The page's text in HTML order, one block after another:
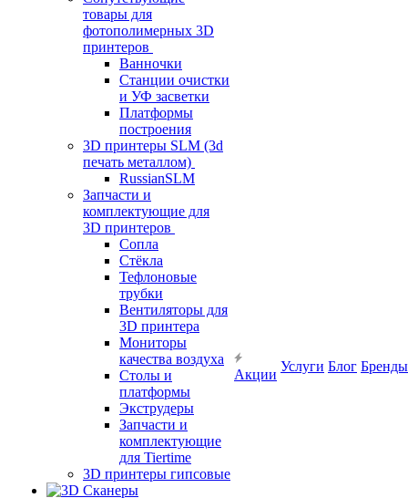
товары для
фотополимерных 3D
принтеров
Ванночки
Станции очистки
и УФ засветки
Платформы
построения
3D принтеры SLM (3d
печать металлом)
RussianSLM
Запчасти и
комплектующие для
3D принтеров
Сопла
Cтёкла
Тефлоновые
трубки
Вентиляторы для
3D принтера
Мониторы
качества воздуха
Столы и
платформы
Экструдеры
Запчасти и
комплектующие
для Tiertime
3D принтеры гипсовые
Акции
Услуги Блог Бренды